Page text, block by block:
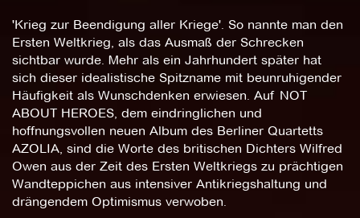
'Krieg zur Beendigung aller Kriege'. So nannte man den
Ersten Weltkrieg, als das Ausmaß der Schrecken
sichtbar wurde. Mehr als ein Jahrhundert später hat
sich dieser idealistische Spitzname mit beunruhigender
Häufigkeit als Wunschdenken erwiesen. Auf NOT
ABOUT HEROES, dem eindringlichen und
hoffnungsvollen neuen Album des Berliner Quartetts
AZOLIA, sind die Worte des britischen Dichters Wilfred
Owen aus der Zeit des Ersten Weltkriegs zu prächtigen
Wandteppichen aus intensiver Antikriegshaltung und
drängendem Optimismus verwoben.